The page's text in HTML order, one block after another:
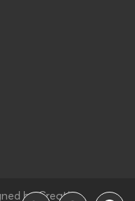
by Creative